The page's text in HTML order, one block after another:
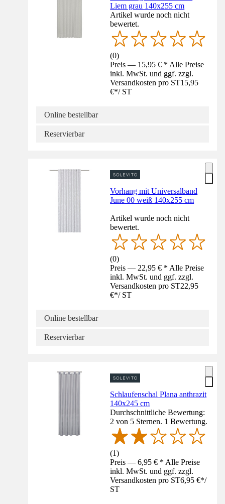
Liem grau 140x255 cm
Artikel wurde noch nicht
bewertet.
(0)
Preis — 15,95 € * Alle Preise
inkl. MwSt. und ggf. zzgl.
Versandkosten pro ST15,95
€*/ ST
Online bestellbar
Reservierbar
Vorhang mit Universalband
June 00 weiß 140x255 cm
Artikel wurde noch nicht
bewertet.
(0)
Preis — 22,95 € * Alle Preise
inkl. MwSt. und ggf. zzgl.
Versandkosten pro ST22,95
€*/ ST
Online bestellbar
Reservierbar
Schlaufenschal Plana anthrazit
140x245 cm
Durchschnittliche Bewertung:
2 von 5 Sternen. 1 Bewertung.
(1)
Preis — 6,95 € * Alle Preise
inkl. MwSt. und ggf. zzgl.
Versandkosten pro ST6,95 €*/
ST